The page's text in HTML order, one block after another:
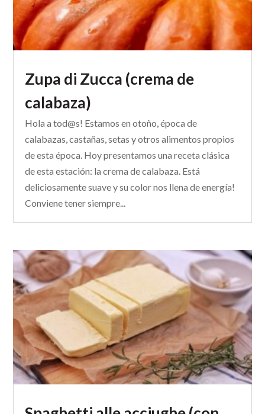
Zupa di Zucca (crema de
calabaza)
Hola a tod@s! Estamos en otoño, época de
calabazas, castañas, setas y otros alimentos propios
de esta época. Hoy presentamos una receta clásica
de esta estación: la crema de calabaza. Está
deliciosamente suave y su color nos llena de energía!
Conviene tener siempre...